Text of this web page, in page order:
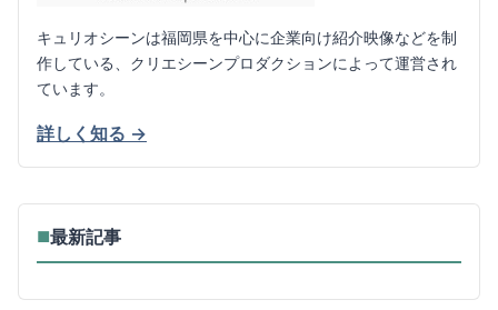
キュリオシーンは福岡県を中心に企業向け紹介映像などを制
作している、クリエシーンプロダクションによって運営され
ています。
詳しく知る →
■最新記事